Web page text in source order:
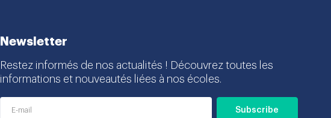
Newsletter
Restez informés de nos actualités ! Découvrez toutes les
informations et nouveautés liées à nos écoles.